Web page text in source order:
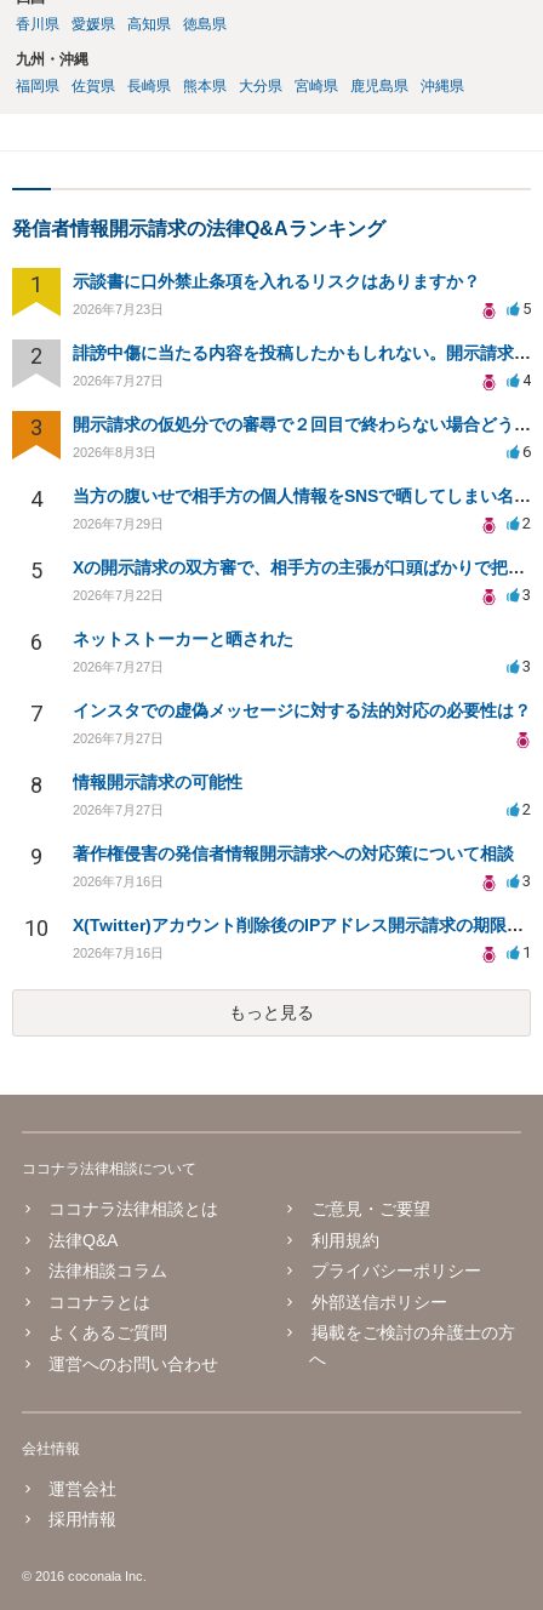
香川県
愛媛県 高知県 徳島県
九州・沖縄
福岡県
佐賀県 長崎県 熊本県 大分県 宮崎県 鹿児島県 沖縄県
発信者情報開示請求の法律Q&Aランキング
1 示談書に口外禁止条項を入れるリスクはありますか？
2026年7月23日 5
2 誹謗中傷に当たる内容を投稿したかもしれない。開示請求や民事刑事裁判に発展しうるのか教えて欲しい。
2026年7月27日 4
3 開示請求の仮処分での審尋で２回目で終わらない場合どうしたらいいですか
2026年8月3日 6
4 当方の腹いせで相手方の個人情報をSNSで晒してしまい名誉毀損させてしまったかもしれない
2026年7月29日 2
5 Xの開示請求の双方審で、相手方の主張が口頭ばかりで把握しきれません
2026年7月22日 3
6 ネットストーカーと晒された
2026年7月27日 3
7 インスタでの虚偽メッセージに対する法的対応の必要性は？
2026年7月27日
8 情報開示請求の可能性
2026年7月27日 2
9 著作権侵害の発信者情報開示請求への対応策について相談
2026年7月16日 3
10 X(Twitter)アカウント削除後のIPアドレス開示請求の期限は？
2026年7月16日 1
もっと見る
ココナラ法律相談について
ココナラ法律相談とは
法律Q&A
法律相談コラム
ココナラとは
よくあるご質問
運営へのお問い合わせ
ご意見・ご要望
利用規約
プライバシーポリシー
外部送信ポリシー
掲載をご検討の弁護士の方
へ
会社情報
運営会社
採用情報
© 2016 coconala Inc.